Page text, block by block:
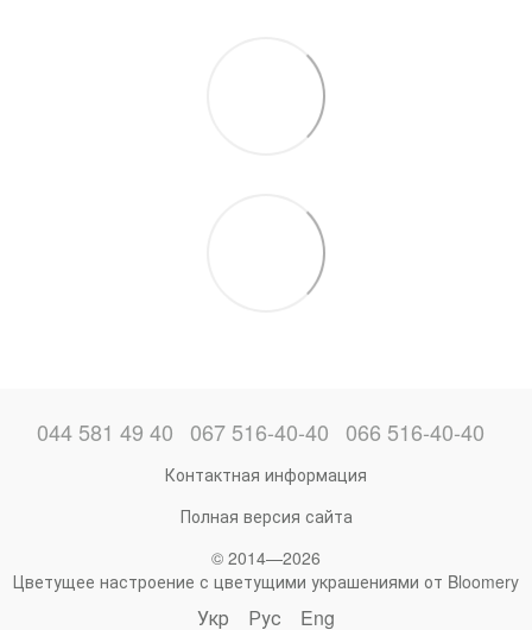
044 581 49 40 067 516-40-40 066 516-40-40
Контактная информация
Полная версия сайта
© 2014—2026
Цветущее настроение с цветущими украшениями от Bloomery
Укр Рус Eng